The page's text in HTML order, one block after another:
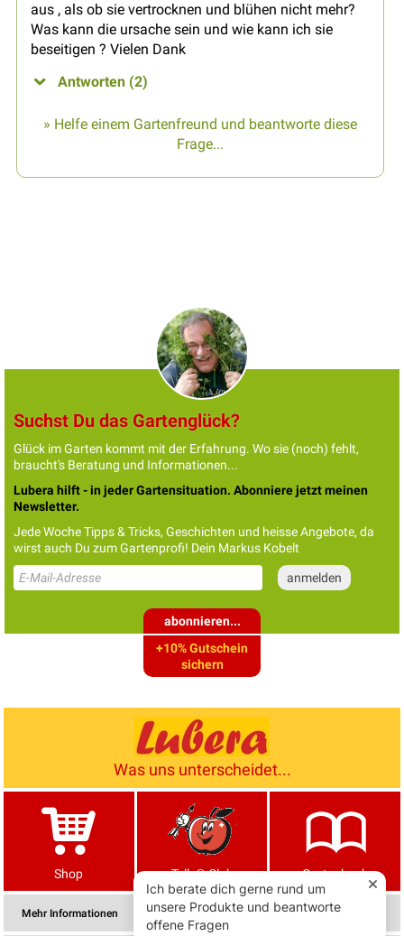
aus , als ob sie vertrocknen und blühen nicht mehr?
Was kann die ursache sein und wie kann ich sie
beseitigen ? Vielen Dank
Antworten (2)
» Helfe einem Gartenfreund und beantworte diese
Frage...
Suchst Du das Gartenglück?
Glück im Garten kommt mit der Erfahrung. Wo sie (noch) fehlt,
braucht's Beratung und Informationen...
Lubera hilft - in jeder Gartensituation. Abonniere jetzt meinen
Newsletter.
Jede Woche Tipps & Tricks, Geschichten und heisse Angebote, da
wirst auch Du zum Gartenprofi! Dein Markus Kobelt
abonnieren...
+10% Gutschein
sichern
Was uns unterscheidet...
Shop Tells® Club Gartenbuch
Mehr Informationen